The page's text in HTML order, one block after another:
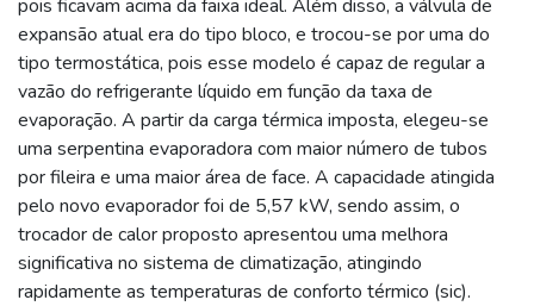
pois ficavam acima da faixa ideal. Além disso, a válvula de
expansão atual era do tipo bloco, e trocou-se por uma do
tipo termostática, pois esse modelo é capaz de regular a
vazão do refrigerante líquido em função da taxa de
evaporação. A partir da carga térmica imposta, elegeu-se
uma serpentina evaporadora com maior número de tubos
por fileira e uma maior área de face. A capacidade atingida
pelo novo evaporador foi de 5,57 kW, sendo assim, o
trocador de calor proposto apresentou uma melhora
significativa no sistema de climatização, atingindo
rapidamente as temperaturas de conforto térmico (sic).